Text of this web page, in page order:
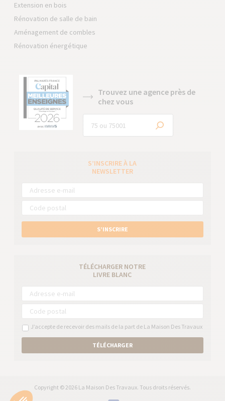
Extension en bois
Rénovation de salle de bain
Aménagement de combles
Rénovation énergétique
Trouvez une agence près de
chez vous
S’INSCRIRE À LA
NEWSLETTER
S’INSCRIRE
TÉLÉCHARGER NOTRE
LIVRE BLANC
J’accepte de recevoir des mails de la part de La Maison Des Travaux
TÉLÉCHARGER
Copyright © 2026 La Maison Des Travaux. Tous droits réservés.